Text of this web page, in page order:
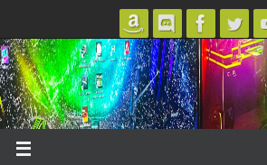
Inhalt
springen